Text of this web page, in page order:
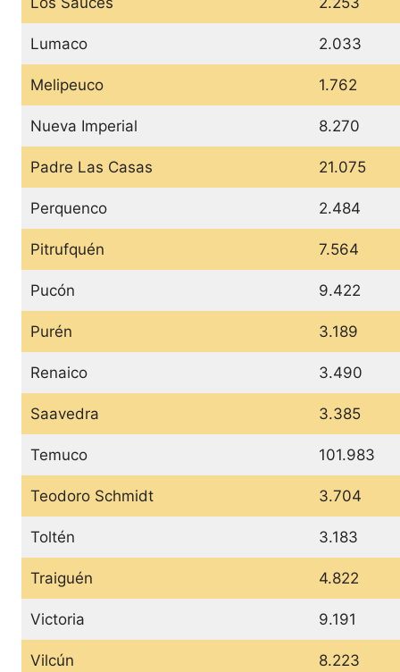
Lumaco 2.033
Melipeuco 1.762
Nueva Imperial 8.270
Padre Las Casas 21.075
Perquenco 2.484
Pitrufquén 7.564
Pucón 9.422
Purén 3.189
Renaico 3.490
Saavedra 3.385
Temuco 101.983
Teodoro Schmidt 3.704
Toltén 3.183
Traiguén 4.822
Victoria 9.191
Vilcún 8.223